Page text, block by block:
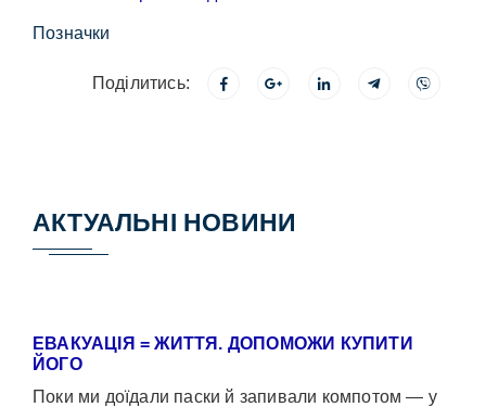
Позначки
Поділитись:
АКТУАЛЬНІ НОВИНИ
ЕВАКУАЦІЯ = ЖИТТЯ. ДОПОМОЖИ КУПИТИ
ЙОГО
Поки ми доїдали паски й запивали компотом — у